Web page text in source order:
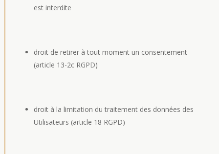
est interdite
droit de retirer à tout moment un consentement
(article 13-2c RGPD)
droit à la limitation du traitement des données des
Utilisateurs (article 18 RGPD)